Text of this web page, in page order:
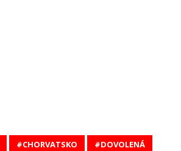
CHORVATSKO
DOVOLENÁ